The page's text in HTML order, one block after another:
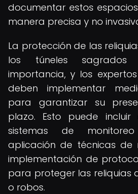
documentar estos
manera precisa y no
La protección de las
los túneles
importancia, y los
deben implementar
para garantizar su
plazo. Esto puede
sistemas de
aplicación de técnicas de
implementación de
para proteger las reliquias
o robos.